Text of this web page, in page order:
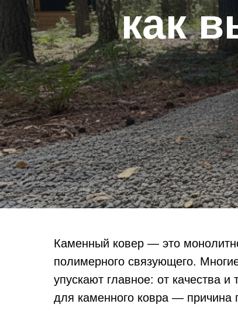
как
Каменный ковер — это
полимерного связующего.
упускают главное: от качества
для каменного ковра — причина